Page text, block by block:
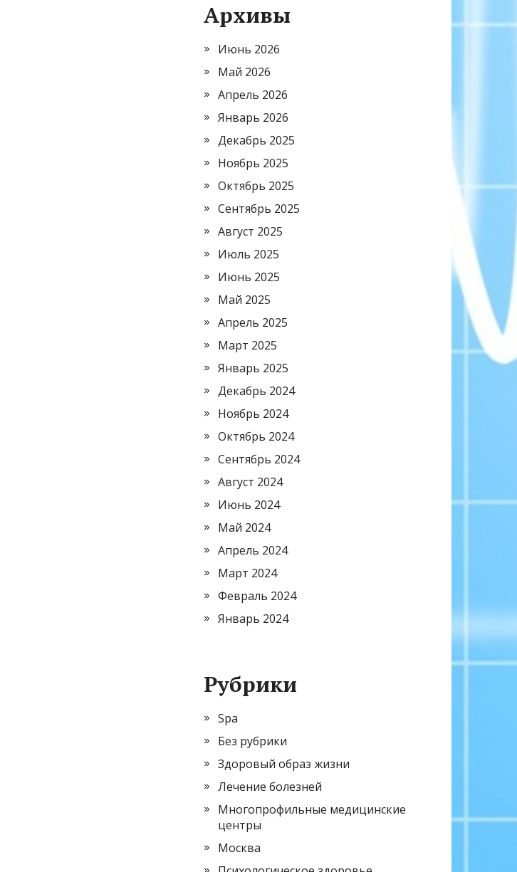
Архивы
Июнь 2026
Май 2026
Апрель 2026
Январь 2026
Декабрь 2025
Ноябрь 2025
Октябрь 2025
Сентябрь 2025
Август 2025
Июль 2025
Июнь 2025
Май 2025
Апрель 2025
Март 2025
Январь 2025
Декабрь 2024
Ноябрь 2024
Октябрь 2024
Сентябрь 2024
Август 2024
Июнь 2024
Май 2024
Апрель 2024
Март 2024
Февраль 2024
Январь 2024
Рубрики
Spa
Без рубрики
Здоровый образ жизни
Лечение болезней
Многопрофильные медицинские
центры
Москва